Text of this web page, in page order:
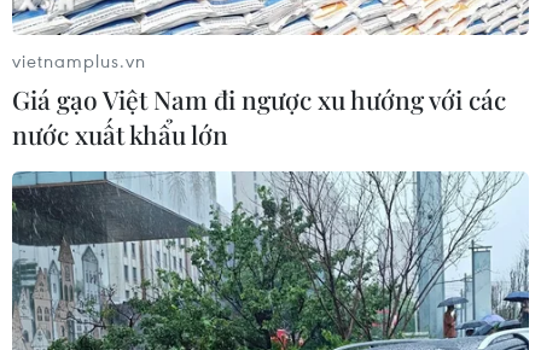
Quốc hội thảo luận ở hội trường về
Luật Bảo hiểm Xã hội sửa đổi
23/11/2023 02:00
Tiếp tục chương trình Kỳ họp thứ sáu, Quốc hội khóa XV,
sáng 23/11, Quốc hội thảo luận ở hội trường về dự án
Luật Bảo hiểm Xã hội sửa đổi.
vietnamplus.vn
Giá gạo Việt Nam đi ngược xu hướng với các
nước xuất khẩu lớn